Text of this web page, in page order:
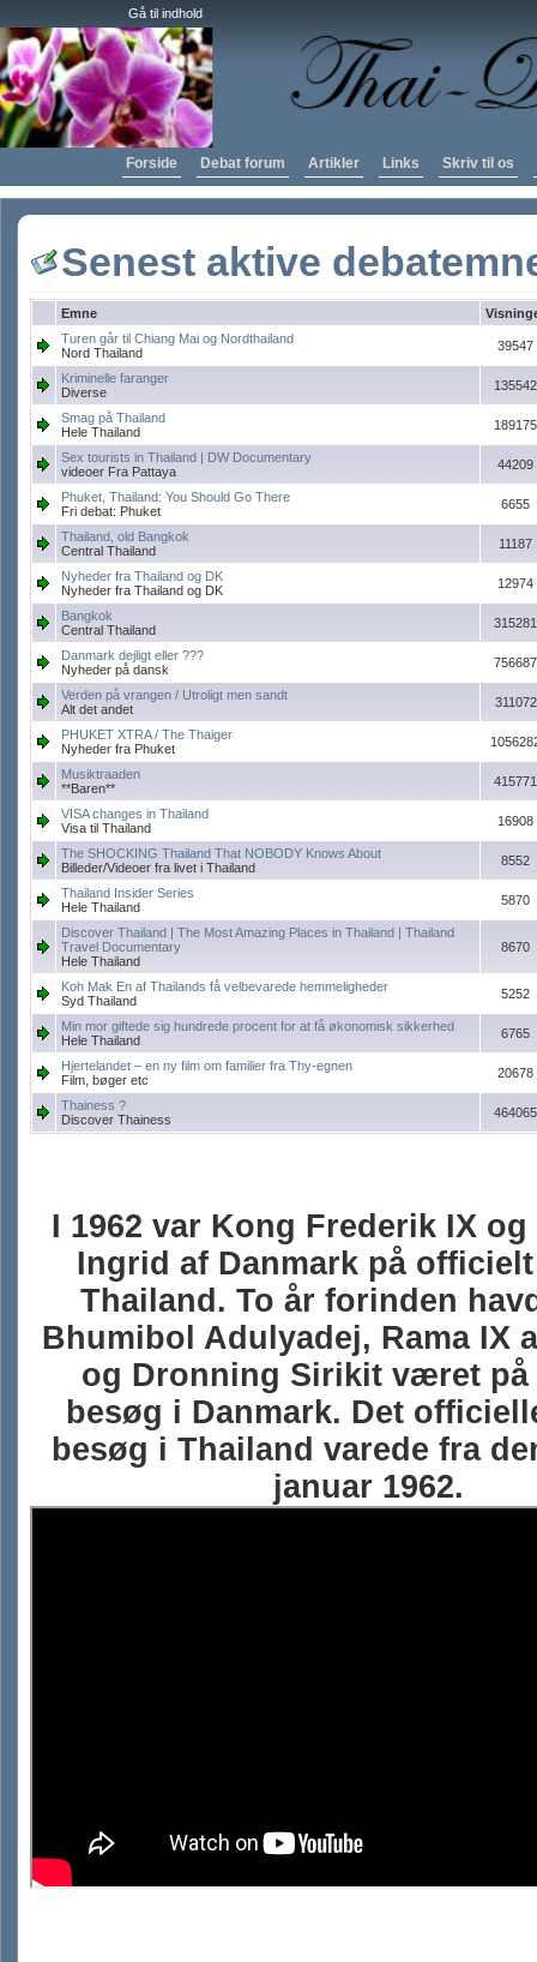
Gå til indhold
Forside Debat forum Artikler Links Skriv til os
Senest aktive
Emne
Turen går til Chiang Mai og Nordthailand
Nord Thailand
39547
Kriminelle faranger
Diverse
135542
Smag på Thailand
Hele Thailand
189175
Sex tourists in Thailand | DW Documentary
videoer Fra Pattaya
44209
Phuket, Thailand: You Should Go There
Fri debat: Phuket
6655
Thailand, old Bangkok
Central Thailand
11187
Nyheder fra Thailand og DK
Nyheder fra Thailand og DK
12974
Bangkok
Central Thailand
315281
Danmark dejligt eller ???
Nyheder på dansk
756687
Verden på vrangen / Utroligt men sandt
Alt det andet
311072
PHUKET XTRA / The Thaiger
Nyheder fra Phuket
Musiktraaden
**Baren**
415771
VISA changes in Thailand
Visa til Thailand
16908
The SHOCKING Thailand That NOBODY Knows About
Billeder/Videoer fra livet i Thailand
8552
Thailand Insider Series
Hele Thailand
5870
Discover Thailand | The Most Amazing Places in Thailand | Thailand
Travel Documentary
Hele Thailand
8670
Koh Mak En af Thailands få velbevarede hemmeligheder
Syd Thailand
5252
Min mor giftede sig hundrede procent for at få økonomisk sikkerhed
Hele Thailand
6765
Hjertelandet – en ny film om familier fra Thy-egnen
Film, bøger etc
20678
Thainess ?
Discover Thainess
464065
I 1962 var Kong Frederik IX
Ingrid af Danmark på
Thailand. To år forinden
Bhumibol Adulyadej, Rama IX
og Dronning Sirikit været
besøg i Danmark. Det
besøg i Thailand varede fra
januar 1962.